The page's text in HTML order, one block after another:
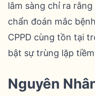
lâm sàng chỉ ra
chẩn đoán mắc
CPPD cùng tồn tại
bật sự trùng lặp
Nguyên